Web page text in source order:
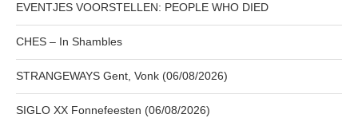
EVENTJES VOORSTELLEN: PEOPLE WHO DIED
CHES – In Shambles
STRANGEWAYS Gent, Vonk (06/08/2026)
SIGLO XX Fonnefeesten (06/08/2026)